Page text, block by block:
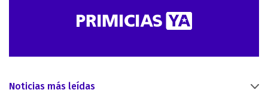
Noticias más leídas